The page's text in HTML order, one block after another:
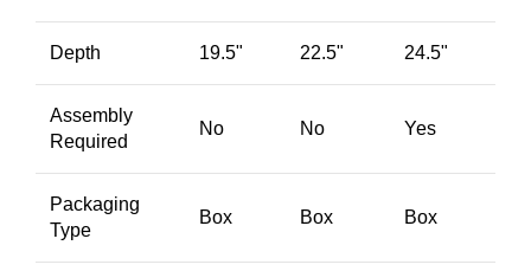
Depth 19.5" 22.5" 24.5"
Assembly
Required
No No Yes
Packaging
Type
Box Box Box